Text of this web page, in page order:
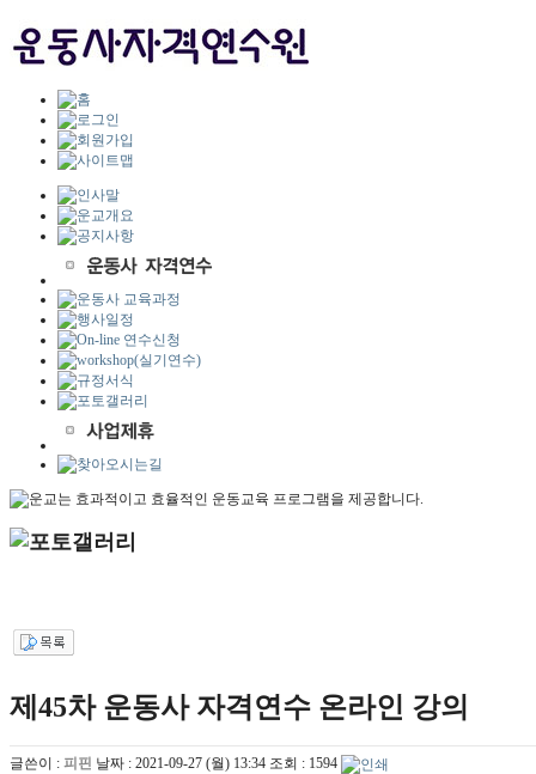
제45차 운동사 자격연수 온라인 강의
글쓴이 : 피핀 날짜 : 2021-09-27 (월) 13:34 조회 : 1594